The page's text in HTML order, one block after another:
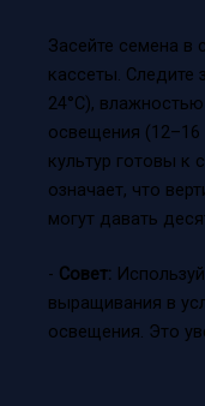
Засейте семена в
кассеты. Следите
24°C),
освещения
культур готовы к
означает, что
могут давать
- Совет:
выращивания в
освещения. Это